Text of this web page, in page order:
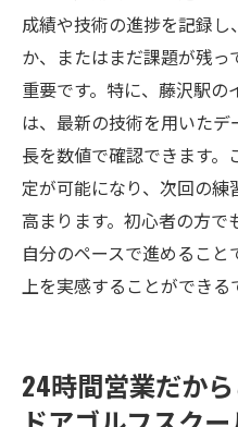
成績や技術の進捗を記録
か、またはまだ課題が残
重要です。特に、藤沢駅
は、最新の技術を用いた
長を数値で確認できます
定が可能になり、次回の
高まります。初心者の方で
自分のペースで進めるこ
上を実感することができる
24時間営業だか